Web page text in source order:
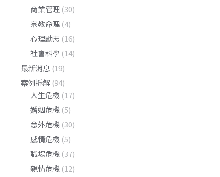
商業管理 (30)
宗教命理 (4)
心理勵志 (16)
社會科學 (14)
最新消息 (19)
案例拆解 (94)
人生危機 (17)
婚姻危機 (5)
意外危機 (30)
感情危機 (5)
職場危機 (37)
親情危機 (12)